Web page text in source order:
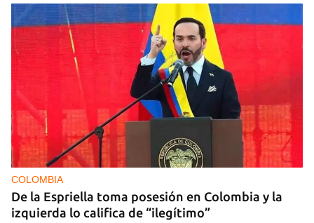
COLOMBIA
De la Espriella toma posesión en Colombia y la
izquierda lo califica de “ilegítimo”